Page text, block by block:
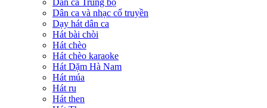
Dân ca Trung bộ
Dân ca và nhạc cổ truyền
Dạy hát dân ca
Hát bài chòi
Hát chèo
Hát chèo karaoke
Hát Dặm Hà Nam
Hát múa
Hát ru
Hát then